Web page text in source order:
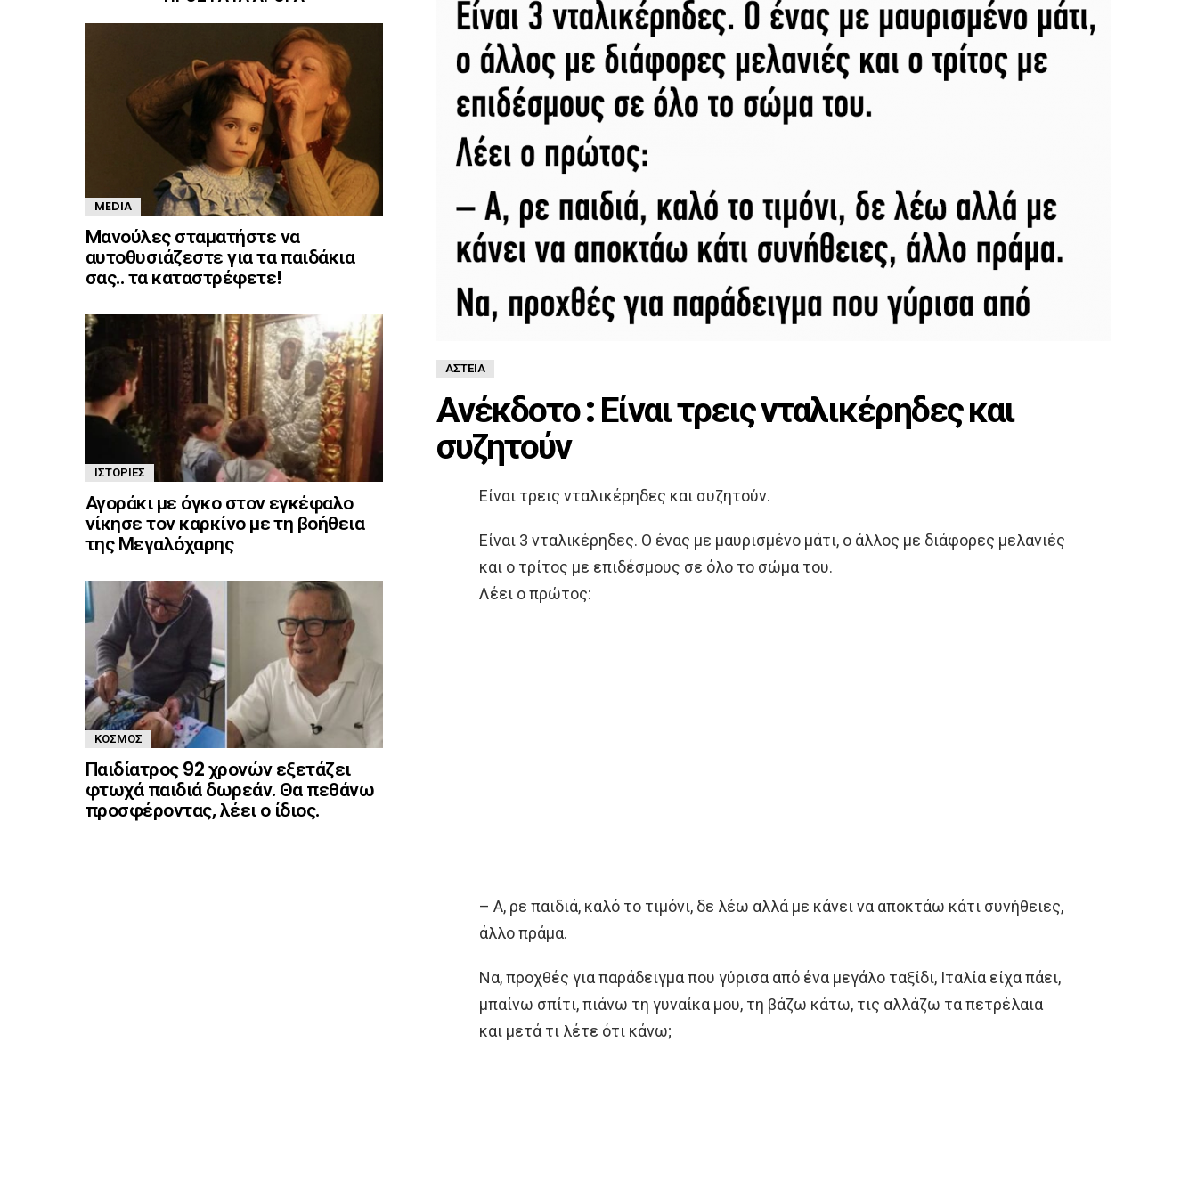
ΑΣΤΕΊΑ
Ανέκδοτο : Είναι τρεις νταλικέρηδες και
συζητούν
Είναι τρεις νταλικέρηδες και συζητούν.
Είναι 3 νταλικέρηδες. Ο ένας με μαυρισμένο μάτι, ο άλλος με διάφορες μελανιές
και ο τρίτος με επιδέσμους σε όλο το σώμα του.
Λέει ο πρώτος:
– Α, ρε παιδιά, καλό το τιμόνι, δε λέω αλλά με κάνει να αποκτάω κάτι συνήθειες,
άλλο πράμα.
Να, προχθές για παράδειγμα που γύρισα από ένα μεγάλο ταξίδι, Ιταλία είχα πάει,
μπαίνω σπίτι, πιάνω τη γυναίκα μου, τη βάζω κάτω, τις αλλάζω τα πετρέλαια
και μετά τι λέτε ότι κάνω;
MEDIA
Mανούλες σταματήστε να
αυτοθυσιάζεστε για τα παιδάκια
σας.. τα καταστρέφετε!
ΙΣΤΟΡΊΕΣ
Αγοράκι με όγκο στον εγκέφαλο
νίκησε τον καρκίνο με τη βοήθεια
της Μεγαλόχαρης
ΚΌΣΜΟΣ
Παιδίατρος 92 χρονών εξετάζει
φτωχά παιδιά δωρεάν. Θα πεθάνω
προσφέροντας, λέει ο ίδιος.